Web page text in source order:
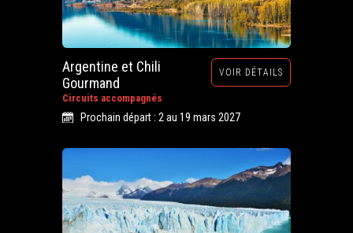
Argentine et Chili
Gourmand
Circuits accompagnés
VOIR DÉTAILS
Prochain départ : 2 au 19 mars 2027